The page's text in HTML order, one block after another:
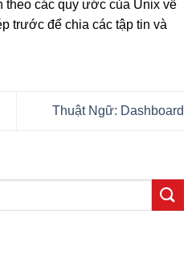
theo các quy ước của Unix về
trước để chia các tập tin và
Thuật Ngữ: Dashboard